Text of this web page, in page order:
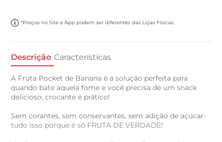
*Preços no Site e App podem ser diferentes das Lojas Físicas.
Descrição Características
A Fruta Pocket de Banana é a solução perfeita para
quando bate aquela fome e você precisa de um snack
delicioso, crocante e prático!
Sem corantes, sem conservantes, sem adição de açúcar:
tudo isso porque é só FRUTA DE VERDADE!